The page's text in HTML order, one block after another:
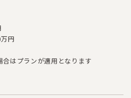
円
はプランが適用となります